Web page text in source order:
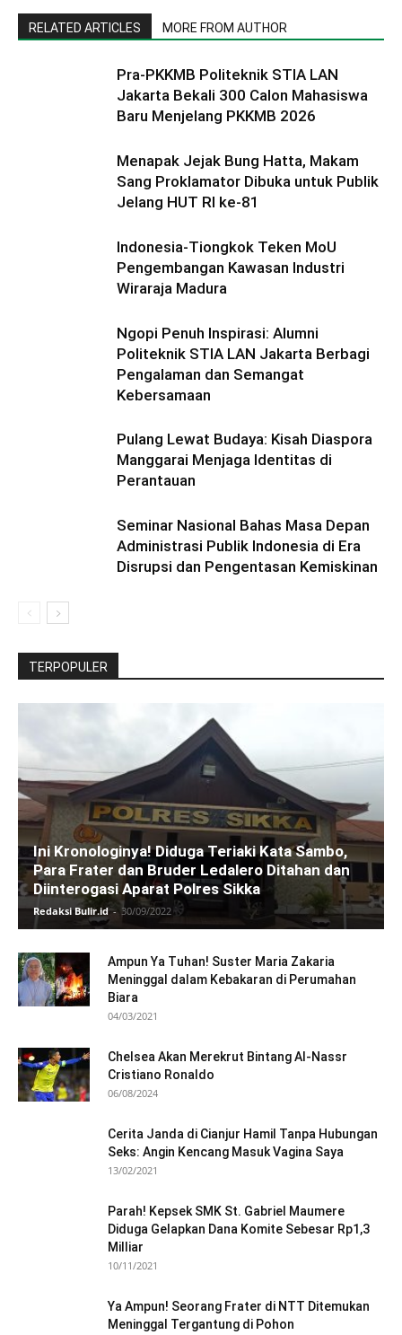
RELATED ARTICLES MORE FROM AUTHOR
Pra-PKKMB Politeknik STIA LAN
Jakarta Bekali 300 Calon Mahasiswa
Baru Menjelang PKKMB 2026
Menapak Jejak Bung Hatta, Makam
Sang Proklamator Dibuka untuk Publik
Jelang HUT RI ke-81
Indonesia-Tiongkok Teken MoU
Pengembangan Kawasan Industri
Wiraraja Madura
Ngopi Penuh Inspirasi: Alumni
Politeknik STIA LAN Jakarta Berbagi
Pengalaman dan Semangat
Kebersamaan
Pulang Lewat Budaya: Kisah Diaspora
Manggarai Menjaga Identitas di
Perantauan
Seminar Nasional Bahas Masa Depan
Administrasi Publik Indonesia di Era
Disrupsi dan Pengentasan Kemiskinan
TERPOPULER
Ini Kronologinya! Diduga Teriaki Kata Sambo,
Para Frater dan Bruder Ledalero Ditahan dan
Diinterogasi Aparat Polres Sikka
Redaksi Bulir.id - 30/09/2022
Ampun Ya Tuhan! Suster Maria Zakaria
Meninggal dalam Kebakaran di Perumahan
Biara
04/03/2021
Chelsea Akan Merekrut Bintang Al-Nassr
Cristiano Ronaldo
06/08/2024
Cerita Janda di Cianjur Hamil Tanpa Hubungan
Seks: Angin Kencang Masuk Vagina Saya
13/02/2021
Parah! Kepsek SMK St. Gabriel Maumere
Diduga Gelapkan Dana Komite Sebesar Rp1,3
Milliar
10/11/2021
Ya Ampun! Seorang Frater di NTT Ditemukan
Meninggal Tergantung di Pohon